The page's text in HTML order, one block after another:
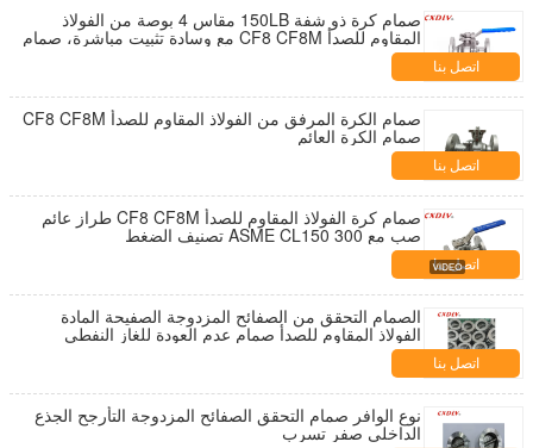
صمام كرة ذو شفة 150LB مقاس 4 بوصة من الفولاذ
المقاوم للصدأ CF8 CF8M مع وسادة تثبيت مباشرة، صمام
كرة من قطعتين اتصل بنا
صمام الكرة المرفق من الفولاذ المقاوم للصدأ CF8 CF8M
صمام الكرة العائم
اتصل بنا
صمام كرة الفولاذ المقاوم للصدأ CF8 CF8M طراز عائم
صب مع ASME CL150 300 تصنيف الضغط
اتصل بنا
الصمام التحقق من الصفائح المزدوجة الصفيحة المادة
الفولاذ المقاوم للصدأ صمام عدم العودة للغاز النفطي
اتصل بنا
نوع الوافر صمام التحقق الصفائح المزدوجة التأرجح الجذع
الداخلي صفر تسرب